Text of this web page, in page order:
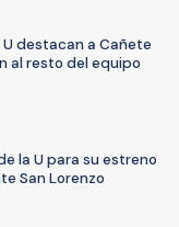
U destacan a Cañete
al resto del equipo
la U para su estreno
San Lorenzo